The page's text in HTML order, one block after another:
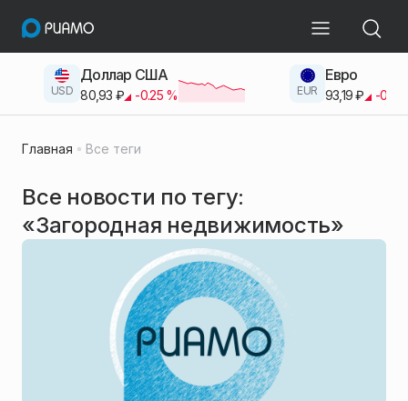
USD
Доллар США
80,93 ₽ -0.25% EUR
Евро
93,19 ₽ -0.42
Главная Все теги
Все новости по тегу:
«Загородная недвижимость»